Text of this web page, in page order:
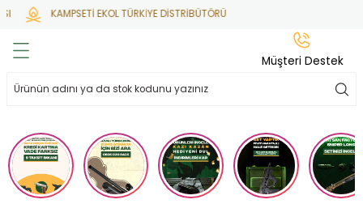
KAMPSETİ EKOL TÜRKİYE DİSTRİBÜTÖRÜ
Geri Dön
Geri Dön
Geri Dön
Geri Dön
Geri Dön